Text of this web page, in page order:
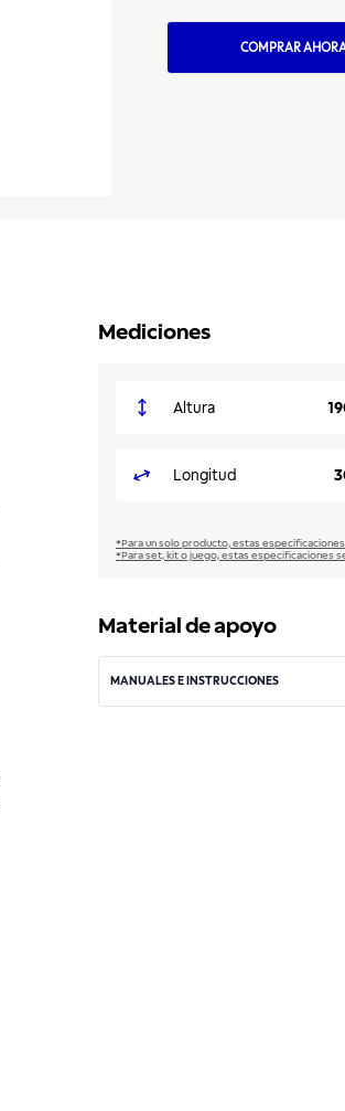
COMPRAR
Mediciones
Altura
Longitud
*Para un solo producto, estas
*Para set, kit o juego, estas especificaciones
Material de apoyo
MANUALES E INSTRUCCIONES